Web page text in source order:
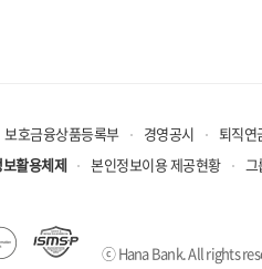
보호금융상품등록부 경영공시
퇴직연
활용체제 본인정보이용 제공현황 그
ⓒ Hana Bank. All rights